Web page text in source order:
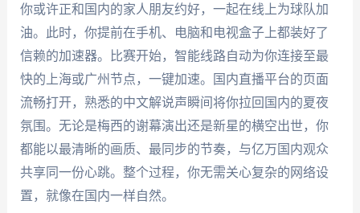
你或许正和国内的家人朋友约好，一起在线上为球队加
油。此时，你提前在手机、电脑和电视盒子上都装好了
信赖的加速器。比赛开始，智能线路自动为你连接至最
快的上海或广州节点，一键加速。国内直播平台的页面
流畅打开，熟悉的中文解说声瞬间将你拉回国内的夏夜
氛围。无论是梅西的谢幕演出还是新星的横空出世，你
都能以最清晰的画质、最同步的节奏，与亿万国内观众
共享同一份心跳。整个过程，你无需关心复杂的网络设
置，就像在国内一样自然。